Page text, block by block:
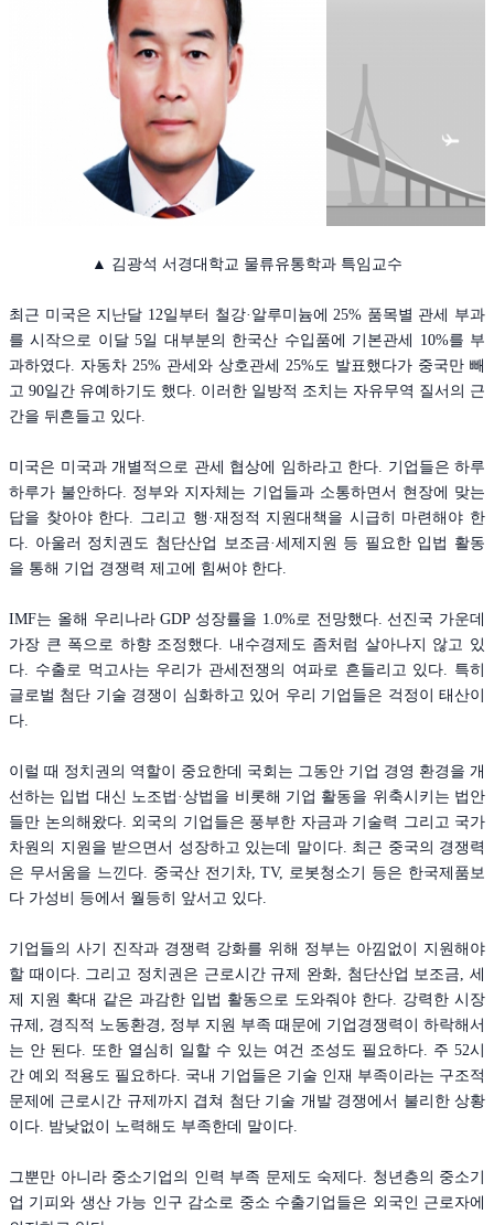
▲ 김광석 서경대학교 물류유통학과 특임교수
최근 미국은 지난달 12일부터 철강·알루미늄에 25% 품목별 관세 부과
를 시작으로 이달 5일 대부분의 한국산 수입품에 기본관세 10%를 부
과하였다. 자동차 25% 관세와 상호관세 25%도 발표했다가 중국만 빼
고 90일간 유예하기도 했다. 이러한 일방적 조치는 자유무역 질서의 근
간을 뒤흔들고 있다.
미국은 미국과 개별적으로 관세 협상에 임하라고 한다. 기업들은 하루
하루가 불안하다. 정부와 지자체는 기업들과 소통하면서 현장에 맞는
답을 찾아야 한다. 그리고 행·재정적 지원대책을 시급히 마련해야 한
다. 아울러 정치권도 첨단산업 보조금·세제지원 등 필요한 입법 활동
을 통해 기업 경쟁력 제고에 힘써야 한다.
IMF는 올해 우리나라 GDP 성장률을 1.0%로 전망했다. 선진국 가운데
가장 큰 폭으로 하향 조정했다. 내수경제도 좀처럼 살아나지 않고 있
다. 수출로 먹고사는 우리가 관세전쟁의 여파로 흔들리고 있다. 특히
글로벌 첨단 기술 경쟁이 심화하고 있어 우리 기업들은 걱정이 태산이
다.
이럴 때 정치권의 역할이 중요한데 국회는 그동안 기업 경영 환경을 개
선하는 입법 대신 노조법·상법을 비롯해 기업 활동을 위축시키는 법안
들만 논의해왔다. 외국의 기업들은 풍부한 자금과 기술력 그리고 국가
차원의 지원을 받으면서 성장하고 있는데 말이다. 최근 중국의 경쟁력
은 무서움을 느낀다. 중국산 전기차, TV, 로봇청소기 등은 한국제품보
다 가성비 등에서 월등히 앞서고 있다.
기업들의 사기 진작과 경쟁력 강화를 위해 정부는 아낌없이 지원해야
할 때이다. 그리고 정치권은 근로시간 규제 완화, 첨단산업 보조금, 세
제 지원 확대 같은 과감한 입법 활동으로 도와줘야 한다. 강력한 시장
규제, 경직적 노동환경, 정부 지원 부족 때문에 기업경쟁력이 하락해서
는 안 된다. 또한 열심히 일할 수 있는 여건 조성도 필요하다. 주 52시
간 예외 적용도 필요하다. 국내 기업들은 기술 인재 부족이라는 구조적
문제에 근로시간 규제까지 겹쳐 첨단 기술 개발 경쟁에서 불리한 상황
이다. 밤낮없이 노력해도 부족한데 말이다.
그뿐만 아니라 중소기업의 인력 부족 문제도 숙제다. 청년층의 중소기
업 기피와 생산 가능 인구 감소로 중소 수출기업들은 외국인 근로자에